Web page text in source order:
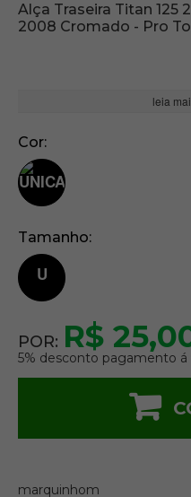
Alça Traseira Titan 125
2008 Cromado - Pro
leia
Cor
Tamanho
U
POR: R$
5% desconto pagamento á
marquinhom